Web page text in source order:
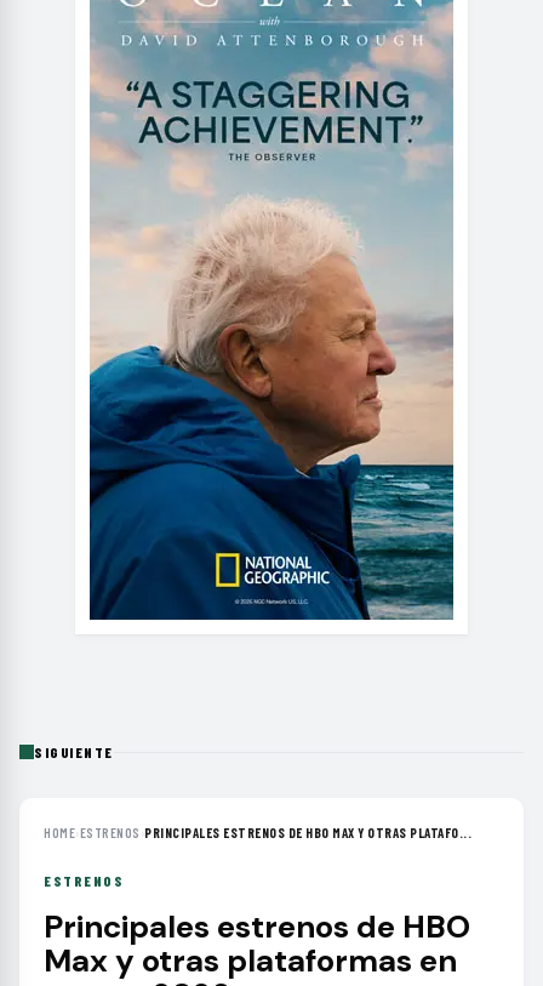
SIGUIENTE
HOME›ESTRENOS ›PRINCIPALES ESTRENOS DE HBO MAX Y OTRAS PLATAFO...
ESTRENOS
Principales estrenos de HBO
Max y otras plataformas en